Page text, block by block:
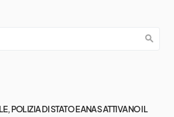
POLIZIA DI STATO E ANAS ATTIVANO IL